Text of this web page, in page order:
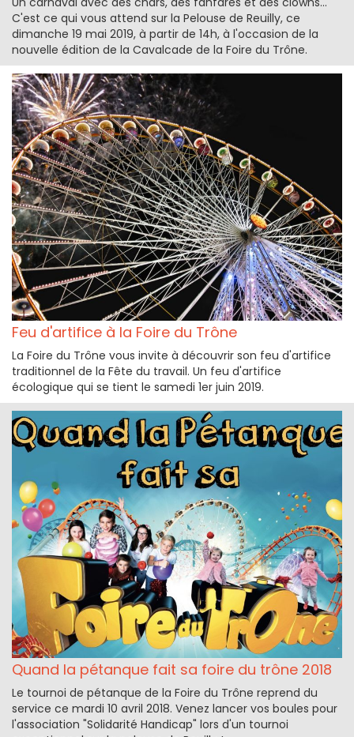
C'est ce qui vous attend sur la Pelouse de Reuilly, ce
dimanche 19 mai 2019, à partir de 14h, à l'occasion de la
nouvelle édition de la Cavalcade de la Foire du Trône.
Feu d'artifice à la Foire du Trône
La Foire du Trône vous invite à découvrir son feu d'artifice
traditionnel de la Fête du travail. Un feu d'artifice
écologique qui se tient le samedi 1er juin 2019.
Quand la pétanque fait sa foire du trône 2018
Le tournoi de pétanque de la Foire du Trône reprend du
service ce mardi 10 avril 2018. Venez lancer vos boules pour
l'association "Solidarité Handicap" lors d'un tournoi